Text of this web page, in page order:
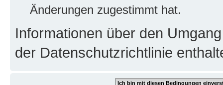
Änderungen zugestimmt hat.
Informationen über den
der Datenschutzrichtlinie